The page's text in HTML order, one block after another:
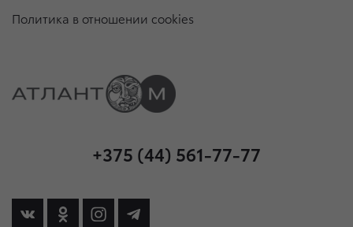
Политика в отношении cookies
+375 (44) 561-77-77